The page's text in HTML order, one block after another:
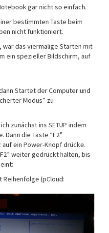
gar nicht so einfach.
bestimmten Taste beim
nicht funktioniert.
war das viermalige Starten mit
ein spezieller Bildschirm, auf
Startet der Computer und
Modus” zu
zunächst ins SETUP indem
Dann die Taste “F2”
ein Power-Knopf drücke.
weiter gedrückt halten, bis
Reihenfolge (pCloud: